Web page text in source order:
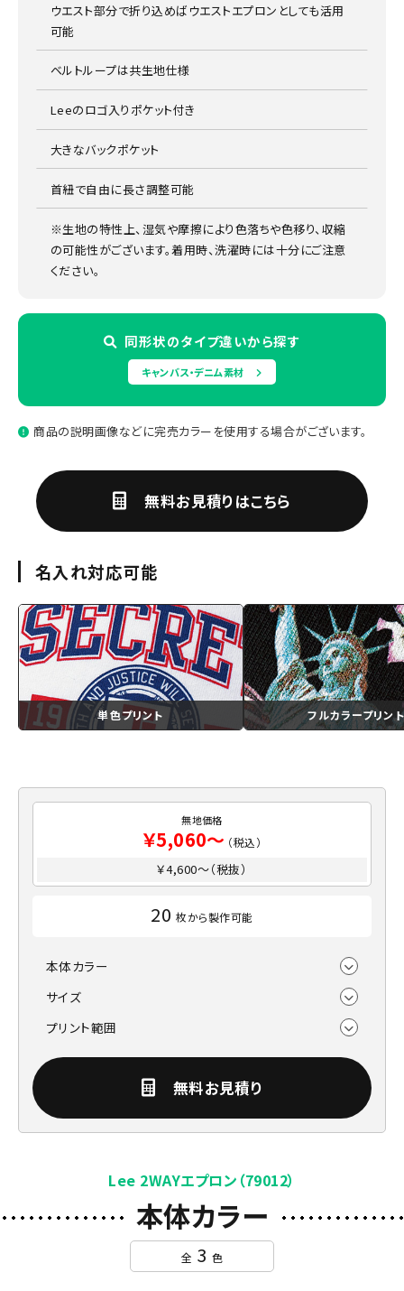
ウエスト部分で折り込めばウエストエプロンとしても活用
可能
ベルトループは共生地仕様
Leeのロゴ入りポケット付き
大きなバックポケット
首紐で自由に長さ調整可能
※生地の特性上、湿気や摩擦により色落ちや色移り、収縮
の可能性がございます。着用時、洗濯時には十分にご注意
ください。
同形状のタイプ違いから探す
キャンバス・デニム素材
商品の説明画像などに完売カラーを使用する場合がございます。
無料お見積りはこちら
名入れ対応可能
単色プリント フルカラープリント
無地価格
￥5,060～ （税込）
￥4,600～（税抜）
20 枚から製作可能
本体カラー
サイズ
プリント範囲
無料お見積り
Lee 2WAYエプロン（79012）
本体カラー
全 3 色